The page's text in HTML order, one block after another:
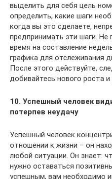
выделить для себя цель
определить, какие шаги
когда вы это сделаете,
предпринимать эти шаги. Не
время на составление
графика для отслеживания
После этого действуйте,
добивайтесь нового роста
10. Успешный человек
потерпев неудачу
Успешный человек
отношении к жизни – он
любой ситуации. Он знает:
нужно оставаться
успешным, вам необходимо